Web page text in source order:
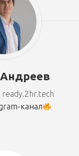
ready.2hr.tech
канал